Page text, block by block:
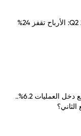
نتائج اس ام سي Q2 2026: الأرباح تقفز 24%
الإنماء: نمو التمويل يرفع دخل العمليات 6.2%..
الثاني؟